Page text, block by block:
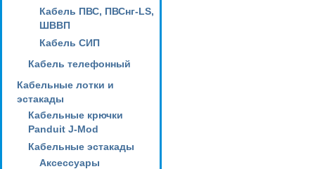
Кабель ПВС, ПВСнг-LS,
ШВВП
Кабель СИП
Кабель телефонный
Кабельные лотки и
эстакады
Кабельные крючки
Panduit J-Mod
Кабельные эстакады
Аксессуары